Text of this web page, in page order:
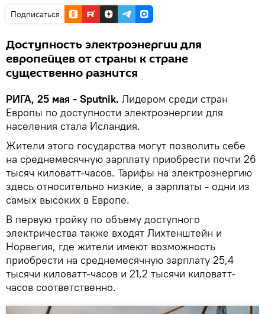
Подписаться
Доступность электроэнергии для
европейцев от страны к стране
существенно разнится
РИГА, 25 мая - Sputnik. Лидером среди стран
Европы по доступности электроэнергии для
населения стала Исландия.
Жители этого государства могут позволить себе
на среднемесячную зарплату приобрести почти 26
тысяч киловатт-часов. Тарифы на электроэнергию
здесь относительно низкие, а зарплаты - одни из
самых высоких в Европе.
В первую тройку по объему доступного
электричества также входят Лихтенштейн и
Норвегия, где жители имеют возможность
приобрести на среднемесячную зарплату 25,4
тысячи киловатт-часов и 21,2 тысячи киловатт-
часов соответственно.